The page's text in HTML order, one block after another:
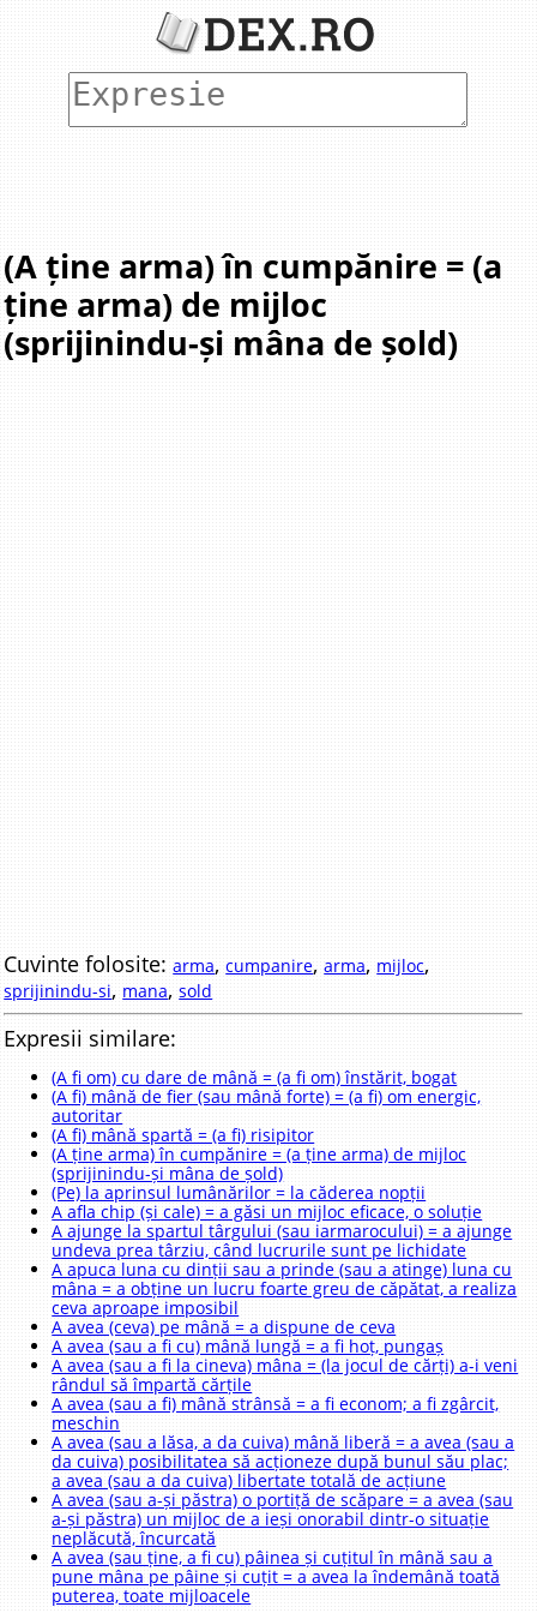
(A ține arma) în cumpănire = (a
ține arma) de mijloc
(sprijinindu-și mâna de șold)
Cuvinte folosite:arma,cumpanire,arma, mijloc,
sprijinindu-si, mana,sold
Expresii similare:
(A fi om) cu dare de mână = (a fi om) înstărit, bogat
(A fi) mână de fier (sau mână forte) = (a fi) om energic,
autoritar
(A fi) mână spartă = (a fi) risipitor
(A ține arma) în cumpănire = (a ține arma) de mijloc
(sprijinindu-și mâna de șold)
(Pe) la aprinsul lumânărilor = la căderea nopții
A afla chip (și cale) = a găsi un mijloc eficace, o soluție
A ajunge la spartul târgului (sau iarmarocului) = a ajunge
undeva prea târziu, când lucrurile sunt pe lichidate
A apuca luna cu dinții sau a prinde (sau a atinge) luna cu
mâna = a obține un lucru foarte greu de căpătat, a realiza
ceva aproape imposibil
A avea (ceva) pe mână = a dispune de ceva
A avea (sau a fi cu) mână lungă = a fi hoț, pungaș
A avea (sau a fi la cineva) mâna = (la jocul de cărți) a-i veni
rândul să împartă cărțile
A avea (sau a fi) mână strânsă = a fi econom; a fi zgârcit,
meschin
A avea (sau a lăsa, a da cuiva) mână liberă = a avea (sau a
da cuiva) posibilitatea să acționeze după bunul său plac;
a avea (sau a da cuiva) libertate totală de acțiune
A avea (sau a-și păstra) o portiță de scăpare = a avea (sau
a-și păstra) un mijloc de a ieși onorabil dintr-o situație
neplăcută, încurcată
A avea (sau ține, a fi cu) pâinea și cuțitul în mână sau a
pune mâna pe pâine și cuțit = a avea la îndemână toată
puterea, toate mijloacele